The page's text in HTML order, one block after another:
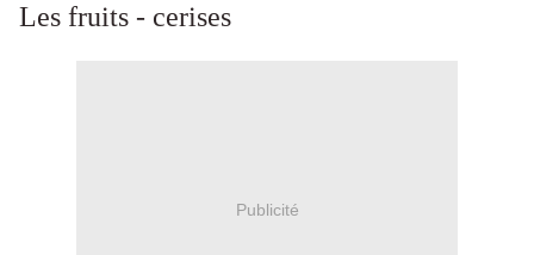
Les fruits - cerises
Publicité